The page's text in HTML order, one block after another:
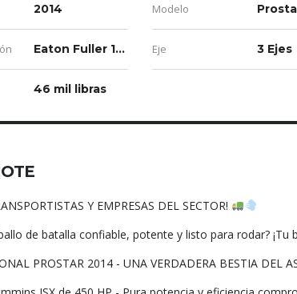
2014 Modelo
Eaton Fuller 18 Vel Eje 3 Ejes
46 mil libras
Y EMPRESAS DEL SECTOR!
de batalla confiable, potente y listo para rodar? ¡Tu
PROSTAR 2014 - UNA VERDADERA BESTIA DEL